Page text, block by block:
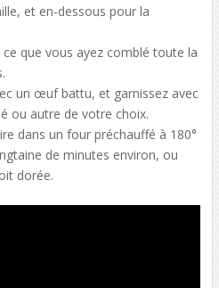
et en-dessous pour la
ce que vous ayez comblé toute la
un œuf battu, et garnissez avec
ou autre de votre choix.
dans un four préchauffé à 180°
de minutes environ, ou
dorée.